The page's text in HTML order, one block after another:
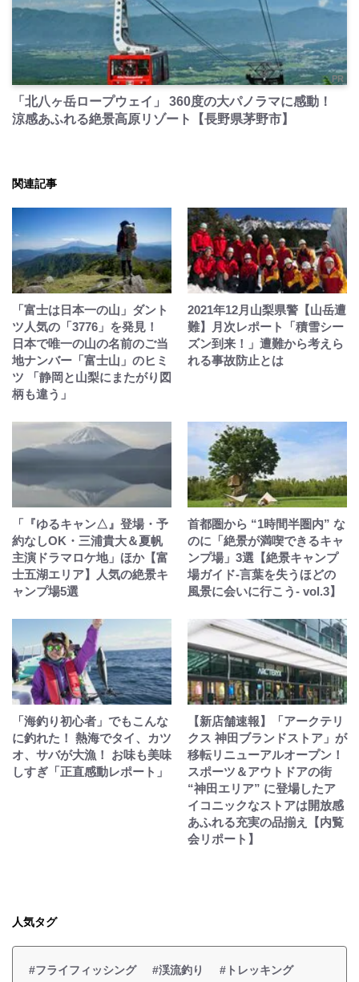
PR
「北八ヶ岳ロープウェイ」 360度の大パノラマに感動！
涼感あふれる絶景高原リゾート【長野県茅野市】
関連記事
「富士は日本一の山」ダント
ツ人気の「3776」を発見！
日本で唯一の山の名前のご当
地ナンバー「富士山」のヒミ
ツ 「静岡と山梨にまたがり図
柄も違う」
2021年12月山梨県警【山岳遭
難】月次レポート「積雪シー
ズン到来！」遭難から考えら
れる事故防止とは
「『ゆるキャン△』登場・予
約なしOK・三浦貴大＆夏帆
主演ドラマロケ地」ほか【富
士五湖エリア】人気の絶景キ
ャンプ場5選
首都圏から “1時間半圏内” な
のに「絶景が満喫できるキャ
ンプ場」3選【絶景キャンプ
場ガイド-言葉を失うほどの
風景に会いに行こう- vol.3】
「海釣り初心者」でもこんな
に釣れた！ 熱海でタイ、カツ
オ、サバが大漁！ お味も美味
しすぎ「正直感動レポート」
【新店舗速報】「アークテリ
クス 神田ブランドストア」が
移転リニューアルオープン！
スポーツ＆アウトドアの街
“神田エリア” に登場したア
イコニックなストアは開放感
あふれる充実の品揃え【内覧
会リポート】
人気タグ
#フライフィッシング #渓流釣り
#トレッキング